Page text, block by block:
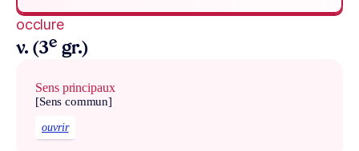
occlure
v. (3e gr.)
Sens principaux
[Sens commun]
ouvrir